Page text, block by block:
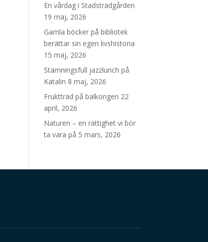
En vårdag i Stadsträdgården
19 maj, 2026
Gamla böcker på bibliotek
berättar sin egen livshistoria
15 maj, 2026
Stämningsfull jazzlunch på
Katalin 8 maj, 2026
Fruktträd på balkongen 22
april, 2026
Naturen – en rättighet vi bör
ta vara på 5 mars, 2026